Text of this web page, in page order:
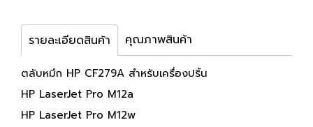
รายละเอียดสินค้า คุณภาพสินค้า
ตลับหมึก HP CF279A สำหรับเครื่องปริ้น
HP LaserJet Pro M12a
HP LaserJet Pro M12w